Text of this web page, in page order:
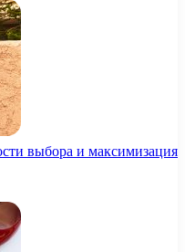
выбора и максимизация